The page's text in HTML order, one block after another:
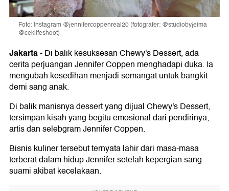
Foto: Instagram @jennifercoppenreal20 (fotografer: @studiobyjeima
@ceklifeshoot)
Jakarta-Di balik kesuksesan Chewy's Dessert, ada
cerita perjuangan Jennifer Coppen menghadapi duka. Ia
mengubah kesedihan menjadi semangat untuk bangkit
demi sang anak.
Di balik manisnya dessert yang dijual Chewy's Dessert,
tersimpan kisah yang begitu emosional dari pendirinya,
artis dan selebgram Jennifer Coppen.
Bisnis kuliner tersebut ternyata lahir dari masa-masa
terberat dalam hidup Jennifer setelah kepergian sang
suami akibat kecelakaan.